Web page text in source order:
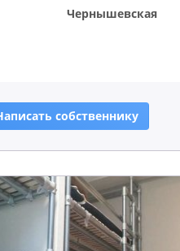
Чернышевская
собственнику